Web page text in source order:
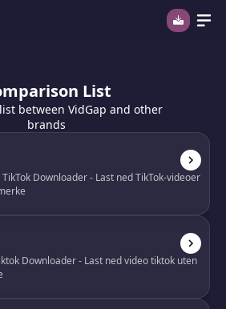
List
between VidGap and other
brands
TikTok Downloader - Last ned TikTok-videoer
Downloader - Last ned video tiktok uten